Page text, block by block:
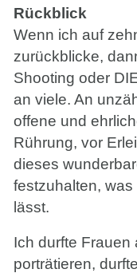
Rückblick
Wenn ich auf
zurückblicke,
Shooting oder
an viele. An
offene und
Rührung, vor
dieses
festzuhalten,
lässt.
Ich durfte Frauen
porträtieren,